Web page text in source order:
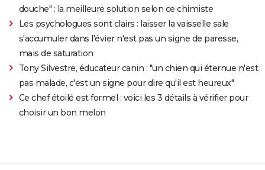
douche" : la meilleure solution selon ce chimiste
Les psychologues sont clairs : laisser la vaisselle sale
s'accumuler dans l'évier n'est pas un signe de paresse,
mais de saturation
Tony Silvestre, éducateur canin : "un chien qui éternue n'est
pas malade, c'est un signe pour dire qu'il est heureux"
Ce chef étoilé est formel : voici les 3 détails à vérifier pour
choisir un bon melon